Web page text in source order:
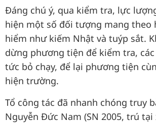
Đáng chú ý, qua kiểm tra, lực
hiện một số đối tượng mang theo
hiểm như kiếm Nhật và tuýp sắt.
dừng phương tiện để kiểm tra,
tức bỏ chạy, để lại phương tiện
hiện trường.
Tổ công tác đã nhanh chóng truy
Nguyễn Đức Nam (SN 2005, trú tại